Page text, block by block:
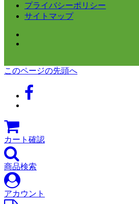
プライバシーポリシー
サイトマップ
このページの先頭へ
カート確認
商品検索
アカウント